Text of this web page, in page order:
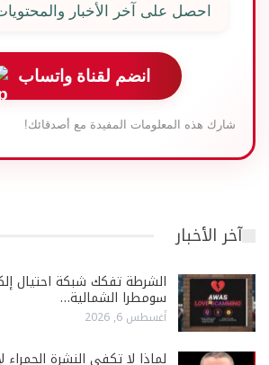
احصل على آخر الأخبار
انضم لقناة واتساب
شارك هذه المعلومات المفيدة مع أصدقائك!
آخر الأخبار
الشرطة تفكك شبكة احتيال
سومطرا الشمالية…
أغسطس 6, 2026
لماذا لا تكفي النشرة